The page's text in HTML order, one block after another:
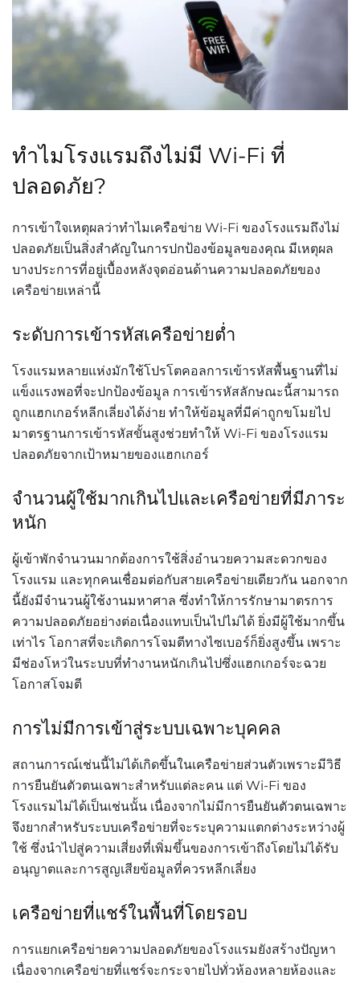
ทำไมโรงแรมถึงไม่มี Wi-Fi ที่
ปลอดภัย?
การเข้าใจเหตุผลว่าทำไมเครือข่าย Wi-Fi ของโรงแรมถึงไม่
ปลอดภัยเป็นสิ่งสำคัญในการปกป้องข้อมูลของคุณ มีเหตุผล
บางประการที่อยู่เบื้องหลังจุดอ่อนด้านความปลอดภัยของ
เครือข่ายเหล่านี้
ระดับการเข้ารหัสเครือข่ายต่ำ
โรงแรมหลายแห่งมักใช้โปรโตคอลการเข้ารหัสพื้นฐานที่ไม่
แข็งแรงพอที่จะปกป้องข้อมูล การเข้ารหัสลักษณะนี้สามารถ
ถูกแฮกเกอร์หลีกเลี่ยงได้ง่าย ทำให้ข้อมูลที่มีค่าถูกขโมยไป
มาตรฐานการเข้ารหัสขั้นสูงช่วยทำให้ Wi-Fi ของโรงแรม
ปลอดภัยจากเป้าหมายของแฮกเกอร์
จำนวนผู้ใช้มากเกินไปและเครือข่ายที่มีภาระ
หนัก
ผู้เข้าพักจำนวนมากต้องการใช้สิ่งอำนวยความสะดวกของ
โรงแรม และทุกคนเชื่อมต่อกับสายเครือข่ายเดียวกัน นอกจาก
นี้ยังมีจำนวนผู้ใช้งานมหาศาล ซึ่งทำให้การรักษามาตรการ
ความปลอดภัยอย่างต่อเนื่องแทบเป็นไปไม่ได้ ยิ่งมีผู้ใช้มากขึ้น
เท่าไร โอกาสที่จะเกิดการโจมตีทางไซเบอร์ก็ยิ่งสูงขึ้น เพราะ
มีช่องโหว่ในระบบที่ทำงานหนักเกินไปซึ่งแฮกเกอร์จะฉวย
โอกาสโจมตี
การไม่มีการเข้าสู่ระบบเฉพาะบุคคล
สถานการณ์เช่นนี้ไม่ได้เกิดขึ้นในเครือข่ายส่วนตัวเพราะมีวิธี
การยืนยันตัวตนเฉพาะสำหรับแต่ละคน แต่ Wi-Fi ของ
โรงแรมไม่ได้เป็นเช่นนั้น เนื่องจากไม่มีการยืนยันตัวตนเฉพาะ
จึงยากสำหรับระบบเครือข่ายที่จะระบุความแตกต่างระหว่างผู้
ใช้ ซึ่งนำไปสู่ความเสี่ยงที่เพิ่มขึ้นของการเข้าถึงโดยไม่ได้รับ
อนุญาตและการสูญเสียข้อมูลที่ควรหลีกเลี่ยง
เครือข่ายที่แชร์ในพื้นที่โดยรอบ
การแยกเครือข่ายความปลอดภัยของโรงแรมยังสร้างปัญหา
เนื่องจากเครือข่ายที่แชร์จะกระจายไปทั่วห้องหลายห้องและ